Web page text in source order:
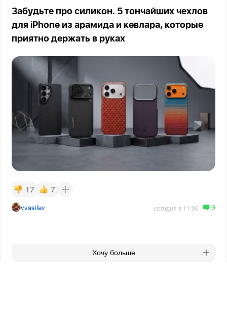
Забудьте про силикон. 5 тончайших чехлов
для iPhone из арамида и кевлара, которые
приятно держать в руках
17 7
vvasilev сегодня в 11:06 9
Хочу больше